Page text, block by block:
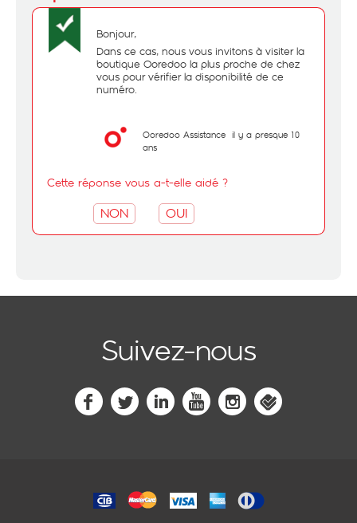
Bonjour,
Dans ce cas, nous vous invitons à visiter la
boutique Ooredoo la plus proche de chez
vous pour vérifier la disponibilité de ce
numéro.
Ooredoo Assistance il y a presque 10
ans
Cette réponse vous a-t-elle aidé ?
NON OUI
Suivez-nous